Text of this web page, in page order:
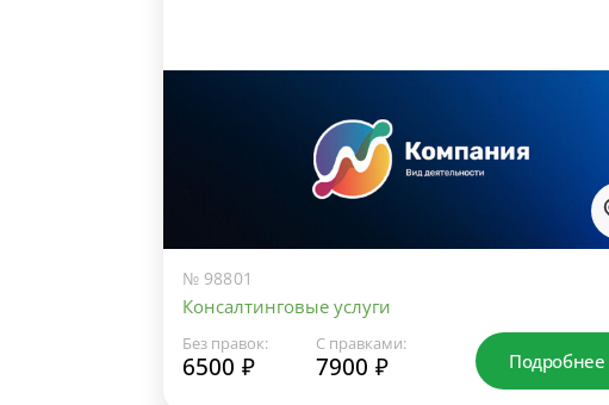
№ 98801
Консалтинговые услуги
Без правок:
6500 ₽
С правками:
7900 ₽ Подробнее